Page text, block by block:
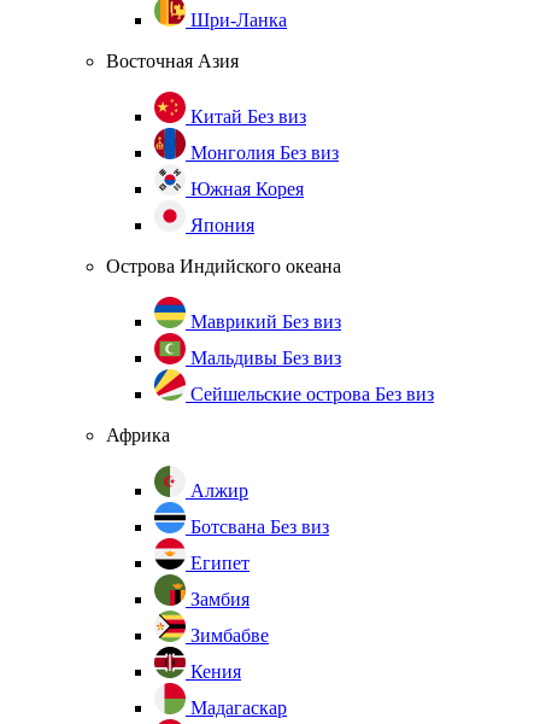
Шри-Ланка
Восточная Азия
Китай Без виз
Монголия Без виз
Южная Корея
Япония
Острова Индийского океана
Маврикий Без виз
Мальдивы Без виз
Сейшельские острова Без виз
Африка
Алжир
Ботсвана Без виз
Египет
Замбия
Зимбабве
Кения
Мадагаскар